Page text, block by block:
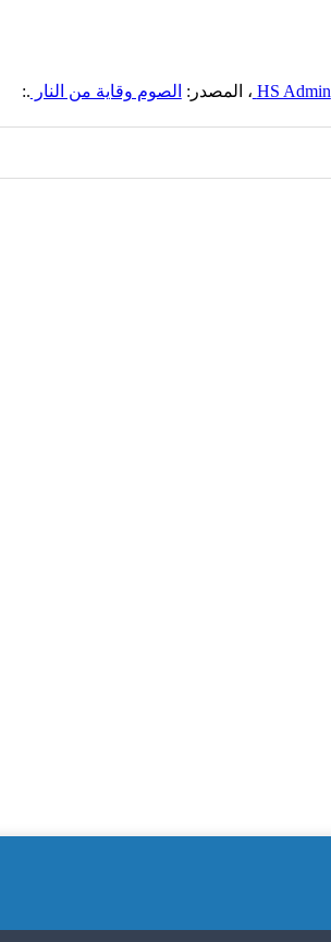
HS Admin ، المصدر: الصوم وقاية من النار .: